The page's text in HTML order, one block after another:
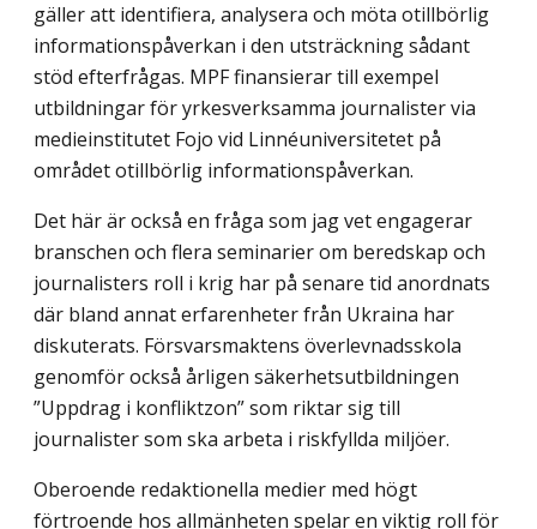
gäller att identifiera, analysera och möta otillbörlig
informationspåverkan i den utsträckning sådant
stöd efterfrågas. MPF finansierar till exempel
utbildningar för yrkesverksamma journalister via
medieinstitutet Fojo vid Linnéuniversitetet på
området otillbörlig informationspåverkan.
Det här är också en fråga som jag vet engagerar
branschen och flera seminarier om beredskap och
journalisters roll i krig har på senare tid anordnats
där bland annat erfarenheter från Ukraina har
diskuterats. Försvarsmaktens överlevnadsskola
genomför också årligen säkerhetsutbildningen
”Uppdrag i konfliktzon” som riktar sig till
journalister som ska arbeta i riskfyllda miljöer.
Oberoende redaktionella medier med högt
förtroende hos allmänheten spelar en viktig roll för